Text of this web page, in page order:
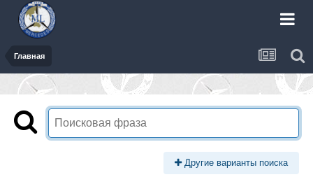
Главная
Другие варианты поиска